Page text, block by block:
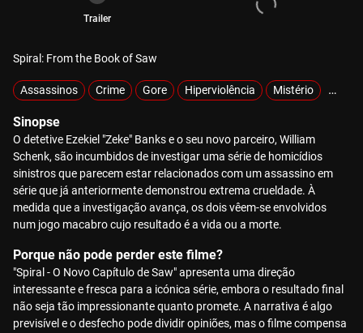
Trailer
Spiral: From the Book of Saw
Assassinos Crime Gore Hiperviolência Mistério
Sinopse
O detetive Ezekiel "Zeke" Banks e o seu novo parceiro, William
Schenk, são incumbidos de investigar uma série de homicídios
sinistros que parecem estar relacionados com um assassino em
série que já anteriormente demonstrou extrema crueldade. À
medida que a investigação avança, os dois vêem-se envolvidos
num jogo macabro cujo resultado é a vida ou a morte.
Porque não pode perder este filme?
"Spiral - O Novo Capítulo de Saw" apresenta uma direção
interessante e fresca para a icónica série, embora o resultado final
não seja tão impressionante quanto promete. A narrativa é algo
previsível e o desfecho pode dividir opiniões, mas o filme compensa